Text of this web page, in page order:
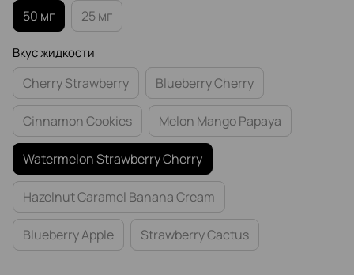
50 мг 25 мг
Вкус жидкости
Cherry Strawberry Blueberry Cherry
Cinnamon Cookies Melon Mango Papaya
Watermelon Strawberry Cherry
Hazelnut Caramel Banana Cream
Blueberry Apple Strawberry Cactus